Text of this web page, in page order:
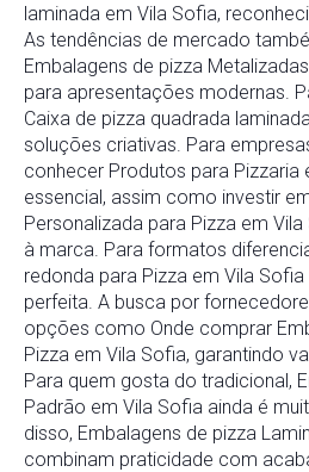
laminada em Vila Sofia,
As tendências de mercado
Embalagens de pizza
para apresentações modernas.
Caixa de pizza quadrada
soluções criativas. Para
conhecer Produtos para Pizzaria
essencial, assim como investir
Personalizada para Pizza em
à marca. Para formatos
redonda para Pizza em Vila
perfeita. A busca por
opções como Onde comprar
Pizza em Vila Sofia, garantindo
Para quem gosta do tradicional,
Padrão em Vila Sofia ainda é
disso, Embalagens de pizza
combinam praticidade com